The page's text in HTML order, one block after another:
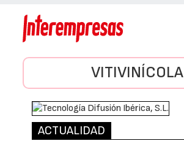
VITIVINÍCOLA
ACTUALIDAD